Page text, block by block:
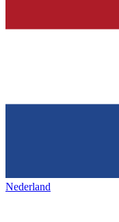
Nederland